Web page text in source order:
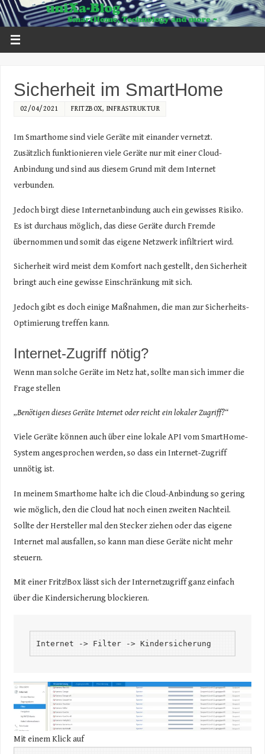
Sicherheit im SmartHome
02/04/2021 FRITZBOX, INFRASTRUKTUR
Im Smarthome sind viele Geräte mit einander vernetzt.
Zusätzlich funktionieren viele Geräte nur mit einer Cloud-
Anbindung und sind aus diesem Grund mit dem Internet
verbunden.
Jedoch birgt diese Internetanbindung auch ein gewisses Risiko.
Es ist durchaus möglich, das diese Geräte durch Fremde
übernommen und somit das eigene Netzwerk infiltriert wird.
Sicherheit wird meist dem Komfort nach gestellt, den Sicherheit
bringt auch eine gewisse Einschränkung mit sich.
Jedoch gibt es doch einige Maßnahmen, die man zur Sicherheits-
Optimierung treffen kann.
Internet-Zugriff nötig?
Wenn man solche Geräte im Netz hat, sollte man sich immer die
Frage stellen
„Benötigen dieses Geräte Internet oder reicht ein lokaler Zugriff?“
Viele Geräte können auch über eine lokale API vom SmartHome-
System angesprochen werden, so dass ein Internet-Zugriff
unnötig ist.
In meinem Smarthome halte ich die Cloud-Anbindung so gering
wie möglich, den die Cloud hat noch einen zweiten Nachteil.
Sollte der Hersteller mal den Stecker ziehen oder das eigene
Internet mal ausfallen, so kann man diese Geräte nicht mehr
steuern.
Mit einer Fritz!Box lässt sich der Internetzugriff ganz einfach
über die Kindersicherung blockieren.
Internet -> Filter -> Kindersicherung
Mit einem Klick auf